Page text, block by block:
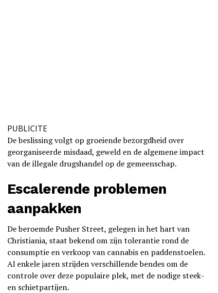
PUBLICITE
De beslissing volgt op groeiende bezorgdheid over
georganiseerde misdaad, geweld en de algemene impact
van de illegale drugshandel op de gemeenschap.
Escalerende problemen
aanpakken
De beroemde Pusher Street, gelegen in het hart van
Christiania, staat bekend om zijn tolerantie rond de
consumptie en verkoop van cannabis en paddenstoelen.
Al enkele jaren strijden verschillende bendes om de
controle over deze populaire plek, met de nodige steek-
en schietpartijen.